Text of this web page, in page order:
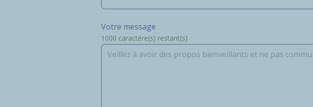
Votre message
1000 caractère(s) restant(s)